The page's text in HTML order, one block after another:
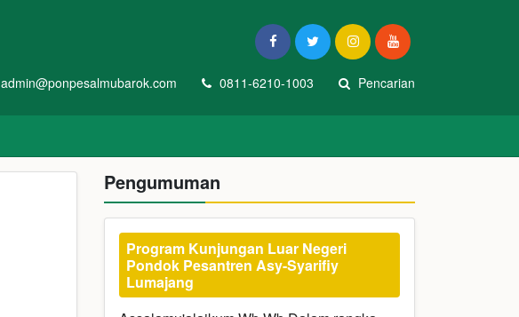
admin@ponpesalmubarok.com 0811-6210-1003 Pencarian
Pengumuman
Program Kunjungan Luar Negeri
Pondok Pesantren Asy-Syarifiy
Lumajang